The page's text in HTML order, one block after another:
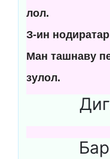
лол.
З-ин
Ман ташнаву
зулол.